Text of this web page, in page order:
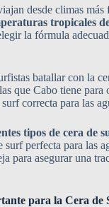
desde climas
tropicales
la fórmula
batallar con la
que Cabo tiene
correcta para las
tipos de cera de
perfecta para las
para asegurar una
para la Cera de